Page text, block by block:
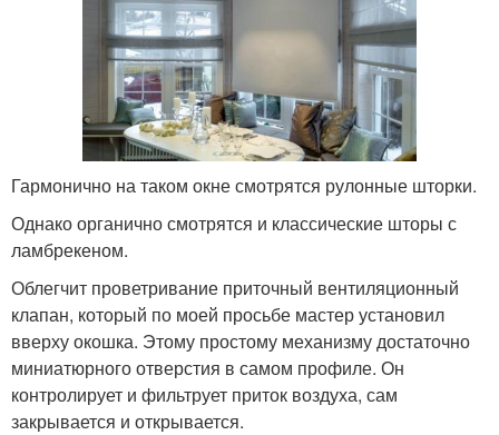
Гармонично на таком окне смотрятся рулонные шторки.
Однако органично смотрятся и классические шторы с
ламбрекеном.
Облегчит проветривание приточный вентиляционный
клапан, который по моей просьбе мастер установил
вверху окошка. Этому простому механизму достаточно
миниатюрного отверстия в самом профиле. Он
контролирует и фильтрует приток воздуха, сам
закрывается и открывается.